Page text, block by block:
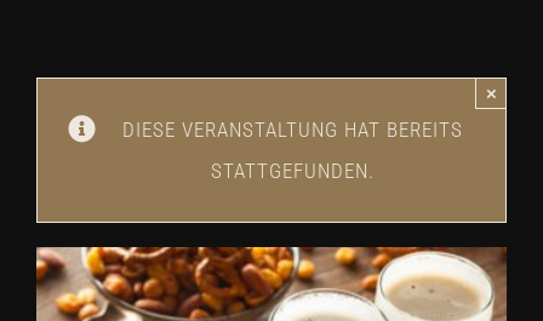
DIESE VERANSTALTUNG HAT BEREITS
STATTGEFUNDEN.
×